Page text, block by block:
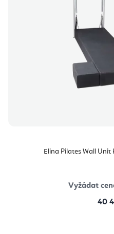
Elina Pilates Wall Unit
Vyžádat
40